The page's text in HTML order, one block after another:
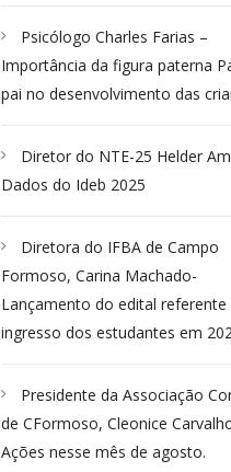
Psicólogo Charles Farias –
Importância da figura paterna
pai no desenvolvimento das
Diretor do NTE-25 Helder
Dados do Ideb 2025
Diretora do IFBA de Campo
Formoso, Carina Machado-
Lançamento do edital referente
ingresso dos estudantes em
Presidente da Associação
de CFormoso, Cleonice
Ações nesse mês de agosto.